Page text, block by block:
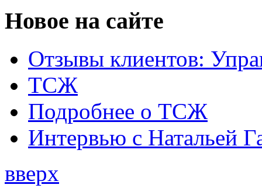
Новое на сайте
Отзывы клиентов:
ТСЖ
Подробнее о ТСЖ
Интервью с Натальей
вверх